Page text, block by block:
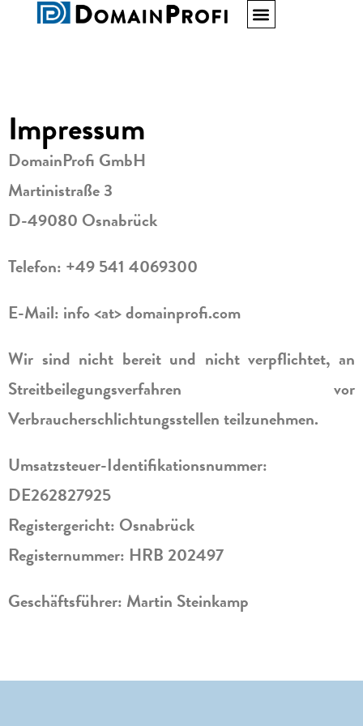
Impressum
DomainProfi GmbH
Martinistraße 3
D-49080 Osnabrück
Telefon: +49 541 4069300
E-Mail: info <at> domainprofi.com
Wir sind nicht bereit und nicht verpflichtet, an
Streitbeilegungsverfahren vor
Verbraucherschlichtungsstellen teilzunehmen.
Umsatzsteuer-Identifikationsnummer:
DE262827925
Registergericht: Osnabrück
Registernummer: HRB 202497
Geschäftsführer: Martin Steinkamp